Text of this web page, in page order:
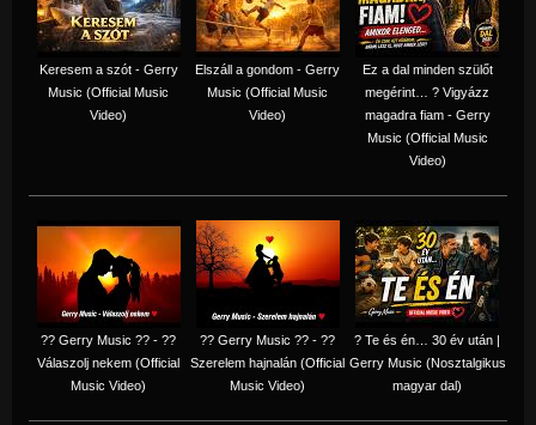
Keresem a szót - Gerry
Music (Official Music
Video)
Elszáll a gondom - Gerry
Music (Official Music
Video)
Ez a dal minden szülőt
megérint… ? Vigyázz
magadra fiam - Gerry
Music (Official Music
Video)
?? Gerry Music ?? - ??
Válaszolj nekem (Official
Music Video)
?? Gerry Music ?? - ??
Szerelem hajnalán (Official
Music Video)
? Te és én… 30 év után |
Gerry Music (Nosztalgikus
magyar dal)